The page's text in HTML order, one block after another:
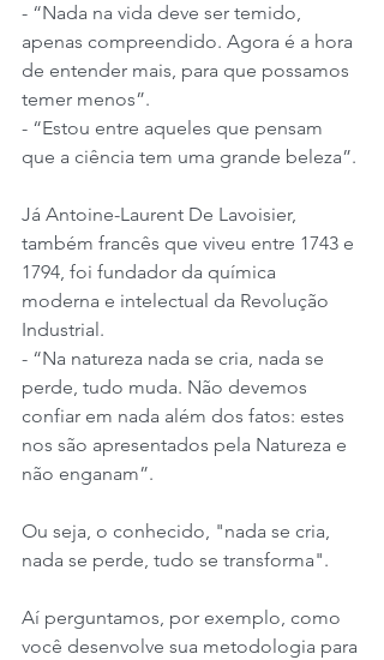
- “Nada na vida deve ser temido,
apenas compreendido. Agora é a hora
de entender mais, para que possamos
temer menos”.
- “Estou entre aqueles que pensam
que a ciência tem uma grande beleza”.
Já Antoine-Laurent De Lavoisier,
também francês que viveu entre 1743 e
1794, foi fundador da química
moderna e intelectual da Revolução
Industrial.
- “Na natureza nada se cria, nada se
perde, tudo muda. Não devemos
confiar em nada além dos fatos: estes
nos são apresentados pela Natureza e
não enganam”.
Ou seja, o conhecido, "nada se cria,
nada se perde, tudo se transforma".
Aí perguntamos, por exemplo, como
você desenvolve sua metodologia para